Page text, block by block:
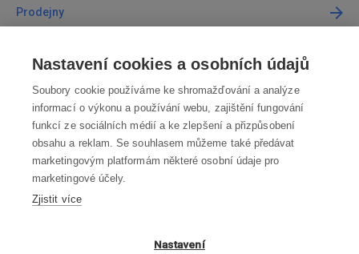
Prodejny
Kontakt
Kontaktujte nás
info@robotworld.cz
220 770 770 Po-Pá 8:00—16:00
VŠECHNY KONTAKTY
Nastavení cookies a osobních údajů
Soubory cookie používáme ke shromažďování a analýze
informací o výkonu a používání webu, zajištění fungování
funkcí ze sociálních médií a ke zlepšení a přizpůsobení
obsahu a reklam. Se souhlasem můžeme také předávat
marketingovým platformám některé osobní údaje pro
marketingové účely.
Zjistit více
Nastavení